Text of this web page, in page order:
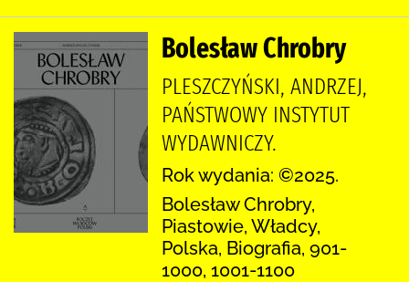
Bolesław Chrobry
PLESZCZYŃSKI, ANDRZEJ,
PAŃSTWOWY INSTYTUT
WYDAWNICZY.
Rok wydania: ©2025.
Bolesław Chrobry,
Piastowie, Władcy,
Polska, Biografia, 901-
1000, 1001-1100